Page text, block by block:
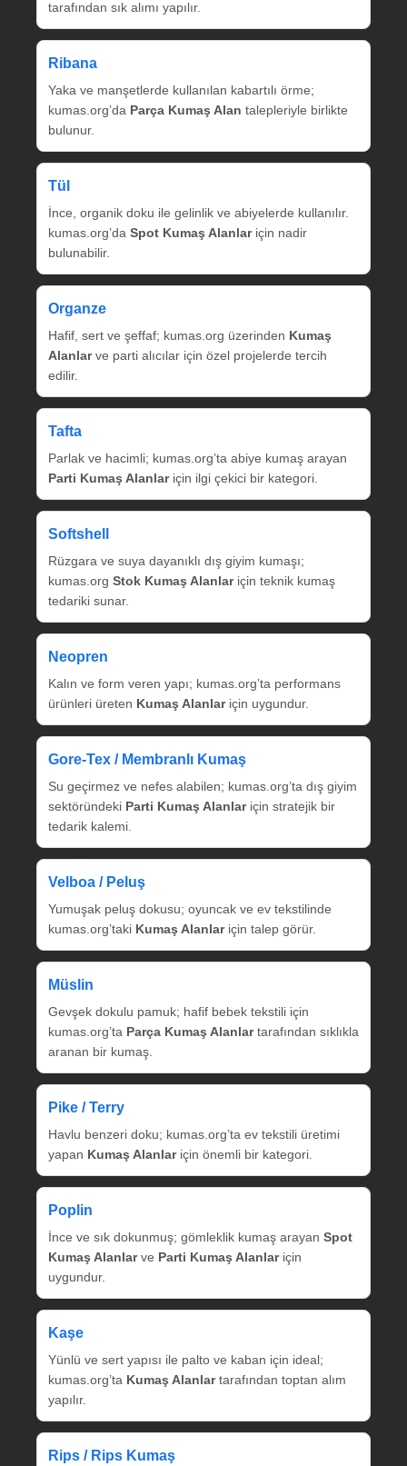
tarafından sık alımı yapılır.
Ribana
Yaka ve manşetlerde kullanılan kabartılı örme;
kumas.org’da Parça Kumaş Alan talepleriyle birlikte
bulunur.
Tül
İnce, organik doku ile gelinlik ve abiyelerde kullanılır.
kumas.org’da Spot Kumaş Alanlariçin nadir
bulunabilir.
Organze
Hafif, sert ve şeffaf; kumas.org üzerinden Kumaş
Alanlarve parti alıcılar için özel projelerde tercih
edilir.
Tafta
Parlak ve hacimli; kumas.org’ta abiye kumaş arayan
Parti Kumaş Alanlariçin ilgi çekici bir kategori.
Softshell
Rüzgara ve suya dayanıklı dış giyim kumaşı;
kumas.org Stok Kumaş Alanlariçin teknik kumaş
tedariki sunar.
Neopren
Kalın ve form veren yapı; kumas.org’ta performans
ürünleri üreten Kumaş Alanlariçin uygundur.
Gore‑Tex / Membranlı Kumaş
Su geçirmez ve nefes alabilen; kumas.org’ta dış giyim
sektöründeki Parti Kumaş Alanlariçin stratejik bir
tedarik kalemi.
Velboa / Peluş
Yumuşak peluş dokusu; oyuncak ve ev tekstilinde
kumas.org’taki Kumaş Alanlariçin talep görür.
Müslin
Gevşek dokulu pamuk; hafif bebek tekstili için
kumas.org’ta Parça Kumaş Alanlartarafından sıklıkla
aranan bir kumaş.
Pike / Terry
Havlu benzeri doku; kumas.org’ta ev tekstili üretimi
yapan Kumaş Alanlariçin önemli bir kategori.
Poplin
İnce ve sık dokunmuş; gömleklik kumaş arayan Spot
Kumaş Alanlarve Parti Kumaş Alanlariçin
uygundur.
Kaşe
Yünlü ve sert yapısı ile palto ve kaban için ideal;
kumas.org’ta Kumaş Alanlartarafından toptan alım
yapılır.
Rips / Rips Kumaş